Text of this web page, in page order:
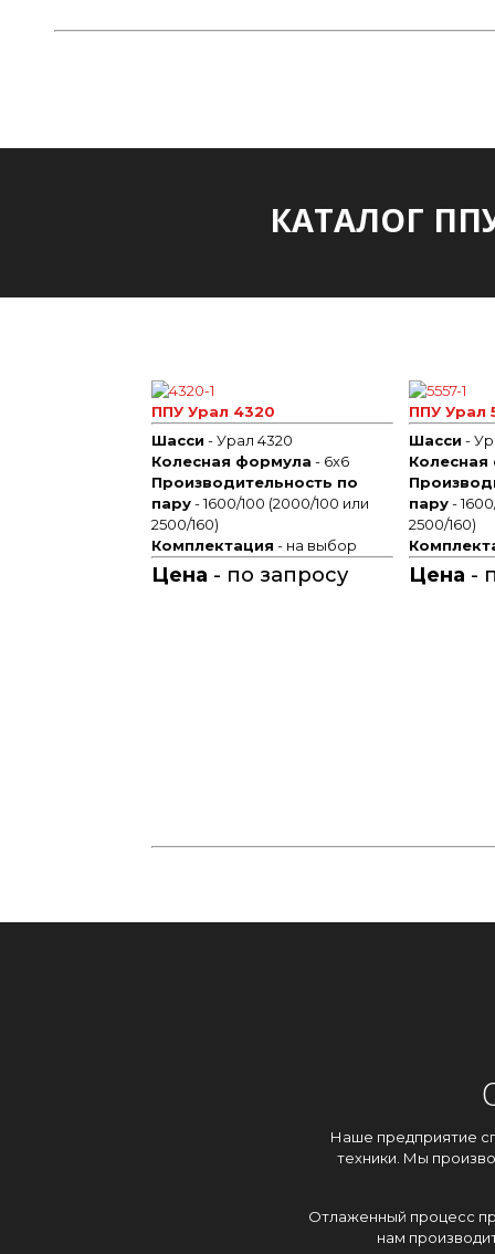
КАТАЛОГ
ППУ Урал 4320
Шасси - Урал 4320
Колесная формула - 6x6
Производительность по
пару- 1600/100 (2000/100 или
2500/160)
Комплектация - на выбор
Цена - по запросу
ППУ Урал
Шасси -
пару-
2500/160)
Цена -
Наше предприятие
техники. Мы
Отлаженный процесс
нам